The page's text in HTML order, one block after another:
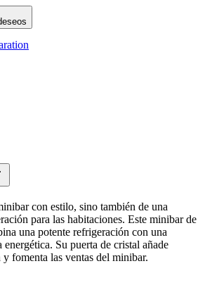
con estilo, sino también de una
para las habitaciones. Este minibar de
una potente refrigeración con una
Su puerta de cristal añade
fomenta las ventas del minibar.